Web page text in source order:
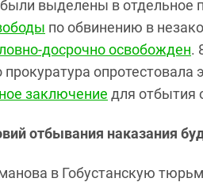
выделены в отдельное
по обвинению в
досрочно освобожден.
прокуратура опротестовала
заключение для отбытия
отбывания наказания
в Гобустанскую